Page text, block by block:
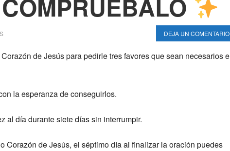
DEJA UN COMENTARIO
de Jesús para pedirle tres favores que sean necesarios e
la esperanza de conseguirlos.
al día durante siete días sin interrumpir.
Corazón de Jesús, el séptimo día al finalizar la oración puedes